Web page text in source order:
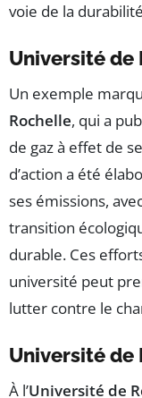
voie de la
Université de
Un exemple
Rochelle, qui a
de gaz à effet de
d’action a été
ses émissions,
transition
durable. Ces
université peut
lutter contre le
Université de
À l’Université de